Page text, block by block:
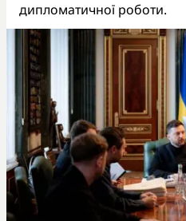
дипломатичної роботи.